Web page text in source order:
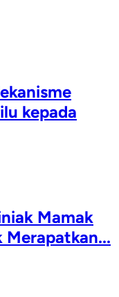
kepada
Mamak